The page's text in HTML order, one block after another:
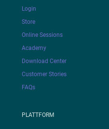
Login
Store
Online Sessions
Academy
Download Center
Customer Stories
FAQs
PLATTFORM